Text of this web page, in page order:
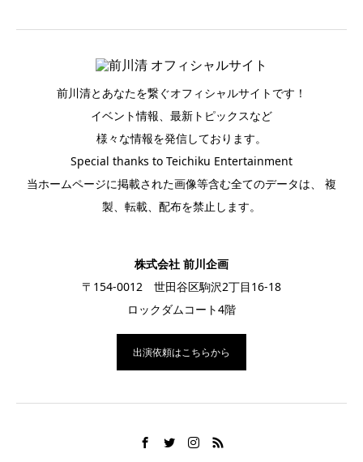
前川清とあなたを繋ぐオフィシャルサイトです！
イベント情報、最新トピックスなど
様々な情報を発信しております。
Special thanks to Teichiku Entertainment
当ホームページに掲載された画像等含む全てのデータは、 複
製、転載、配布を禁止します。
株式会社 前川企画
〒154-0012 世田谷区駒沢2丁目16-18
ロックダムコート4階
出演依頼はこちらから